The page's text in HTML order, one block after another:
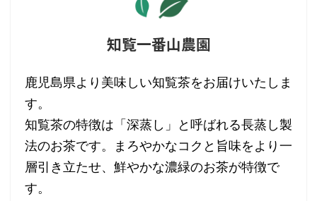
知覧一番山農園
鹿児島県より美味しい知覧茶をお届けいたしま
す。
知覧茶の特徴は「深蒸し」と呼ばれる長蒸し製
法のお茶です。まろやかなコクと旨味をより一
層引き立たせ、鮮やかな濃緑のお茶が特徴で
す。